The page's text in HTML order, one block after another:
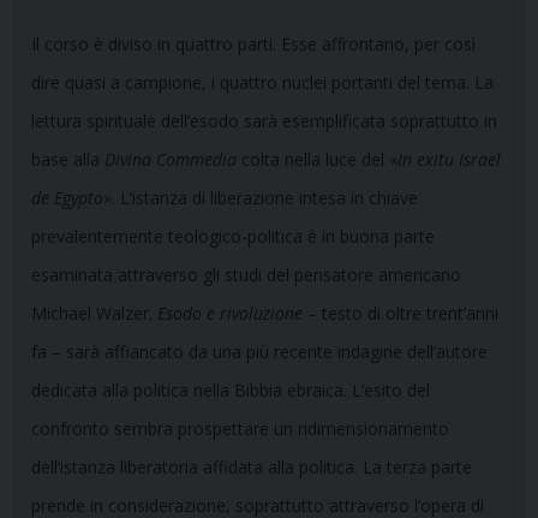
Il corso è diviso in quattro parti. Esse affrontano, per così
dire quasi a campione, i quattro nuclei portanti del tema. La
lettura spirituale dell’esodo sarà esemplificata soprattutto in
base alla Divina Commedia colta nella luce del «In exitu Israel
de Egypto». L’istanza di liberazione intesa in chiave
prevalentemente teologico-politica è in buona parte
esaminata attraverso gli studi del pensatore americano
Michael Walzer. Esodo e rivoluzione – testo di oltre trent’anni
fa – sarà affiancato da una più recente indagine dell’autore
dedicata alla politica nella Bibbia ebraica. L’esito del
confronto sembra prospettare un ridimensionamento
dell’istanza liberatoria affidata alla politica. La terza parte
prende in considerazione, soprattutto attraverso l’opera di